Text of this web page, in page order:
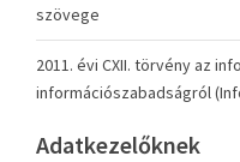
szövege
2011. évi CXII. törvény az
információszabadságról
Adatkezelőknek